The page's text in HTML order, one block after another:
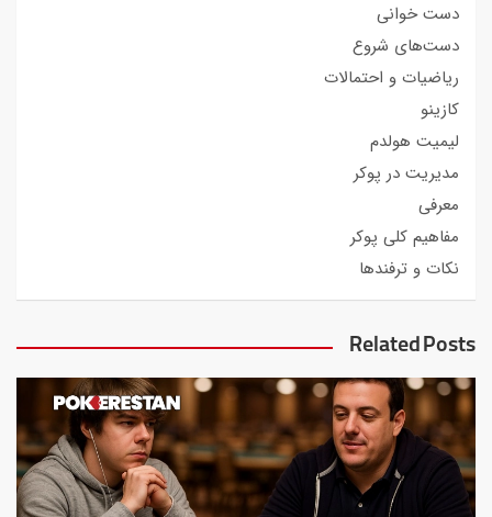
دست خوانی
دست‌های شروع
ریاضیات و احتمالات
کازینو
لیمیت هولدم
مدیریت در پوکر
معرفی
مفاهیم کلی پوکر
نکات و ترفندها
Related Posts